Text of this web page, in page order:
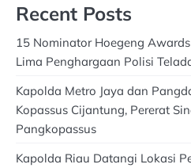
Recent Posts
15 Nominator Hoegeng
Lima Penghargaan Polisi
Kapolda Metro Jaya dan
Kopassus Cijantung, Pererat
Pangkopassus
Kapolda Riau Datangi Lokasi